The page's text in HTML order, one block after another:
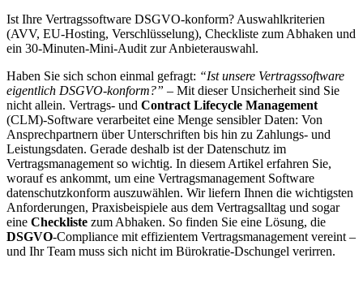
Ist Ihre Vertragssoftware DSGVO-konform? Auswahlkriterien
(AVV, EU-Hosting, Verschlüsselung), Checkliste zum Abhaken und
ein 30-Minuten-Mini-Audit zur Anbieterauswahl.
Haben Sie sich schon einmal gefragt: “Ist unsere Vertragssoftware
eigentlich DSGVO-konform?” – Mit dieser Unsicherheit sind Sie
nicht allein. Vertrags- und Contract Lifecycle Management
(CLM)-Software verarbeitet eine Menge sensibler Daten: Von
Ansprechpartnern über Unterschriften bis hin zu Zahlungs- und
Leistungsdaten. Gerade deshalb ist der Datenschutz im
Vertragsmanagement so wichtig. In diesem Artikel erfahren Sie,
worauf es ankommt, um eine Vertragsmanagement Software
datenschutzkonform auszuwählen. Wir liefern Ihnen die wichtigsten
Anforderungen, Praxisbeispiele aus dem Vertragsalltag und sogar
eine Checkliste zum Abhaken. So finden Sie eine Lösung, die
DSGVO-Compliance mit effizientem Vertragsmanagement vereint –
und Ihr Team muss sich nicht im Bürokratie-Dschungel verirren.